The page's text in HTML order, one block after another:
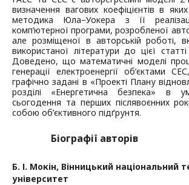
визначення вагових коефіцієнтів в
методика Юла–Уокера з її
комп’ютерної програми, розробленої
але розміщеної в авторській роботі,
використаної літератури до цієї
Доведено, що математичні моделі
генерації електроенергії об’єктами
графічно задані в «Проекті Плану
розділі «Енергетична безпека» в
сьогодення та перших післявоєнних
собою об’єктивного підґрунтя.
Біографії авторів
Б. І. Мокін, Вінницький національний
університет